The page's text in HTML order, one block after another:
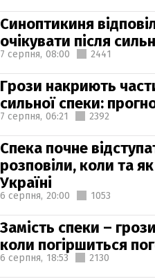
Синоптикиня
очікувати після
7 серпня, 08:00 2441
Грози накриють
сильної спеки:
7 серпня, 06:21 2392
Спека почне
розповіли, коли та
Україні
6 серпня, 20:00 1053
Замість спеки –
коли погіршиться
6 серпня, 18:53 2130